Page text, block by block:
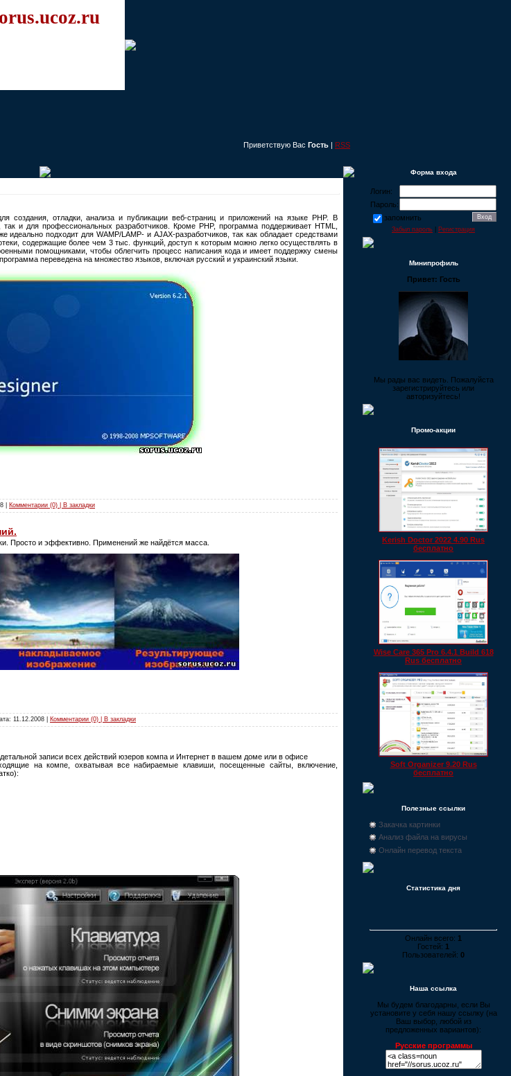
Приветствую Вас Гость | RSS
создания, отладки, анализа и публикации веб-страниц и приложений на языке PHP. В
и для профессиональных разработчиков. Кроме PHP, программа поддерживает HTML,
подходит для WAMP/LAMP- и AJAX-разработчиков, так как обладает средствами
содержащие более чем 3 тыс. функций, доступ к которым можно легко осуществлять в
помощниками, чтобы облегчить процесс написания кода и имеет поддержку смены
переведена на множество языков, включая русский и украинский языки.
Комментарии (0) | В закладки
Просто и эффективно. Применений же найдётся масса.
11.12.2008 Комментарии (0) | В закладки
записи всех действий юзеров компа и Интернет в вашем доме или в офисе
на компе, охватывая все набираемые клавиши, посещенные сайты, включение,
Форма входа
Логин:
Пароль:
запомнить
Забыл пароль Регистрация
Минипрофиль
Привет: Гость
Мы рады вас видеть. Пожалуйста
зарегистрируйтесь или
авторизуйтесь!
Промо-акции
Kerish Doctor 2022 4.90 Rus
бесплатно
Wise Care 365 Pro 6.4.1 Build 618
Rus бесплатно
Soft Organizer 9.20 Rus
бесплатно
Полезные ссылки
Закачка картинки
Анализ файла на вирусы
Онлайн перевод текста
Статистика дня
Онлайн всего: 1
Гостей: 1
Пользователей: 0
Наша ссылка
Мы будем благодарны, если Вы
установите у себя нашу ссылку (на
Ваш выбор, любой из
предложенных вариантов):
Русские программы